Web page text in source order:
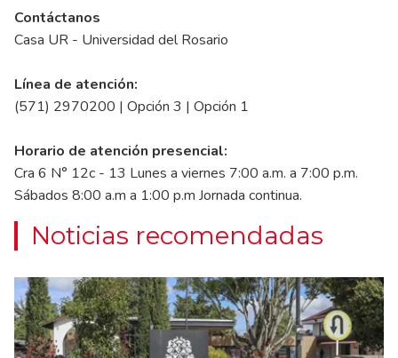
Contáctanos
Casa UR - Universidad del Rosario
Línea de atención:
(571) 2970200 | Opción 3 | Opción 1
Horario de atención presencial:
Cra 6 N° 12c - 13 Lunes a viernes 7:00 a.m. a 7:00 p.m.
Sábados 8:00 a.m a 1:00 p.m Jornada continua.
Noticias recomendadas